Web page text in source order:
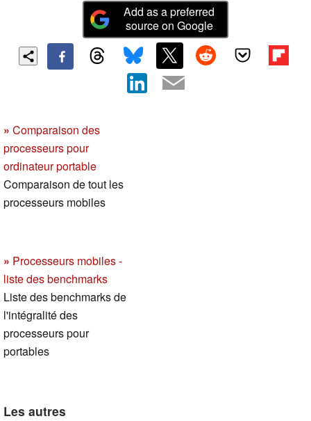
Add as a preferred
source on Google
» Comparaison des
processeurs pour
ordinateur portable
Comparaison de tout les
processeurs mobiles
» Processeurs mobiles -
liste des benchmarks
Liste des benchmarks de
l'intégralité des
processeurs pour
portables
Les autres